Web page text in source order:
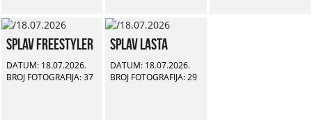
Splav Freestyler
DATUM: 18.07.2026.
BROJ FOTOGRAFIJA: 37
Splav Lasta
DATUM: 18.07.2026.
BROJ FOTOGRAFIJA: 29